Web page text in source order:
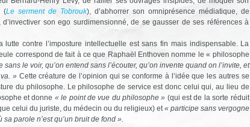
(Le serment de Tobrouk), d’abhorrer son omniprésence médiatique, de
son ego surdimensionné, de se gausser de ses références à
contre l’imposture intellectuelle est sans fin mais indispensable. La
correspond de fait à ce que Raphaël Enthoven nomme le « philosophe
sans le voir, qu’on entend sans l’écouter, qu’on invente quand on l’invite, et
» Cette créature de l’opinion qui se conforme à l’idée que les autres se
du philosophe. Le philosophe de service est donc celui qui, au lieu de
et donne « le point de vue du philosophe » (qui est de la sorte réduit
celui du juriste, du médecin ou du religieux) et « participe sans vergogne
parole n’est qu’un bruit de fond ».